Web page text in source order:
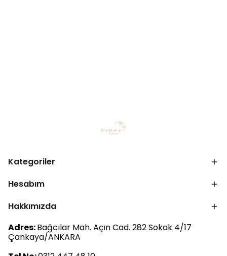
Kategoriler
Hesabım
Hakkımızda
Adres:Bağcılar Mah. Açın Cad. 282 Sokak 4/17
Çankaya/ANKARA